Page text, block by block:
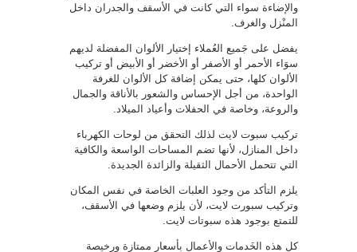
والإضاءة سواء التي كانت في الأسقف والجدران داخل
المنْزل والغرف.
يفضل على جَميع العُملاء إختيار الألوان المفضلة لديهم
سوَاء الأحمر أو الأصفر أو الأخضر أو الأبيض أو تركيب
الألوان كلها، حتى يمكن إضافة كل الألوان للغرفة
الواحدة، من أجل الإحساس والشعور بالأناقة والجمال
والروعة، وخاصة في الحفلات وأعياد الميلاد.
تركيب سبوت لايت لذلك التحقق من لوحات الكهرباء
داخل المنازل، لأنها تضم المساحات الواسعة والكافية
التي تتحمل الأحمال الثقيلة والزائدة الجديدة.
يلزم التأكد من وجود العلبات الخاصة في نفس المكان
وتركيب سبورت لايت، لأن يلزم وضعها في الأسقف،
للتمتع بوجود هذه سبوتات لايت.
كل هذه الخَدمات والأعمال بأسعار ممتازة ورخيصة